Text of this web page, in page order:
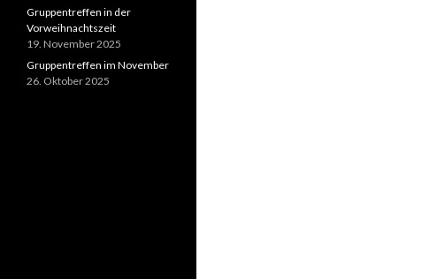
Gruppentreffen in der
Vorweihnachtszeit
19. November 2025
Gruppentreffen im November
26. Oktober 2025